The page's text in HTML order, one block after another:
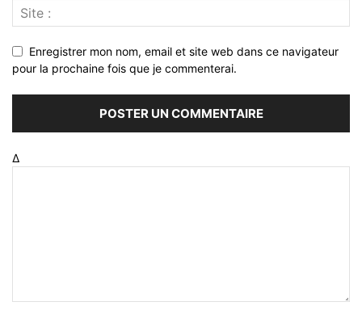
Enregistrer mon nom, email et site web dans ce navigateur
pour la prochaine fois que je commenterai.
Δ